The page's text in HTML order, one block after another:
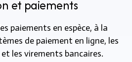
et paiements
paiements en espèce, à la
de paiement en ligne, les
les virements bancaires.